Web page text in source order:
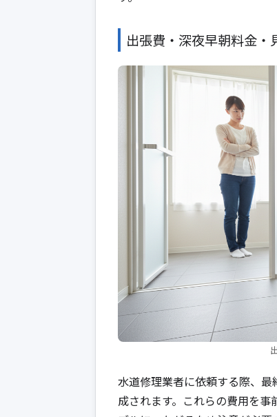
出張費・深夜早朝料金・
水道修理業者に依頼する際、
成されます。これらの費用を